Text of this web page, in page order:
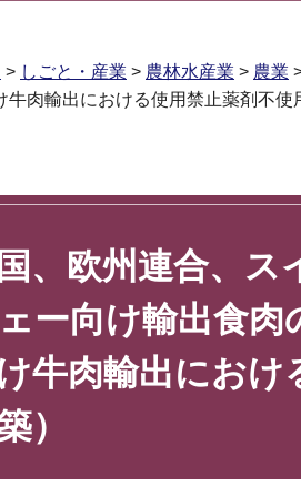
> しごと・産業 > 農林水産業 > 農業
牛肉輸出における使用禁止薬剤不使
国、欧州連合、
ー向け輸出食肉
牛肉輸出におけ
）